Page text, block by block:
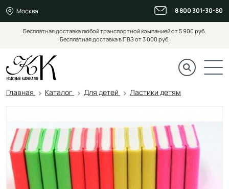
Москва 8 800 301-30-80
Бесплатная доставка любой транспортной компанией от 5 900 руб.
Бесплатная доставка в ПВЗ от 3 000 руб.
Главная Каталог Для детей Ластики детям